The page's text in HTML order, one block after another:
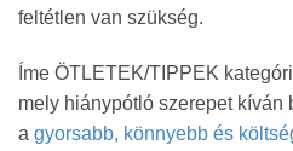
feltétlen van szükség.
Íme ÖTLETEK/TIPPEK
mely hiánypótló szerepet kíván
a gyorsabb, könnyebb és